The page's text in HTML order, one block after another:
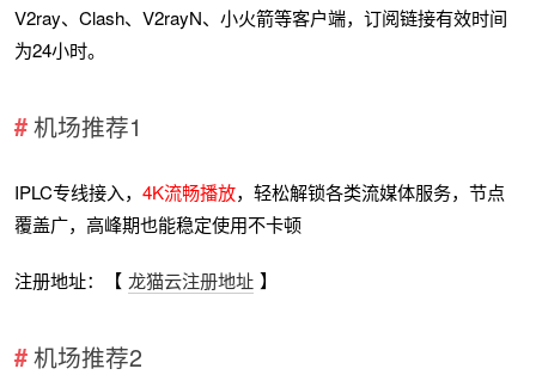
V2ray、Clash、V2rayN、小火箭等客户端，订阅链接有效时间
为24小时。
机场推荐1
IPLC专线接入，4K流畅播放，轻松解锁各类流媒体服务，节点
覆盖广，高峰期也能稳定使用不卡顿
注册地址：【 龙猫云注册地址 】
机场推荐2